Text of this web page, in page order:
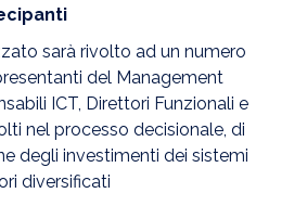
sarà rivolto ad un numero
del Management
ICT, Direttori Funzionali e
nel processo decisionale, di
degli investimenti dei sistemi
diversificati